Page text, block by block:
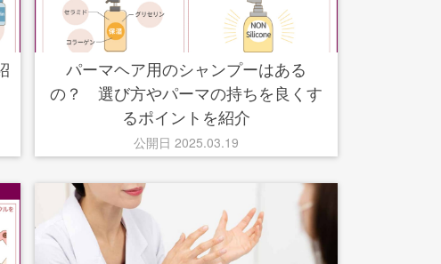
パーマヘア用のシャンプーはある
の？ 選び方やパーマの持ちを良くす
るポイントを紹介
公開日 2025.03.19